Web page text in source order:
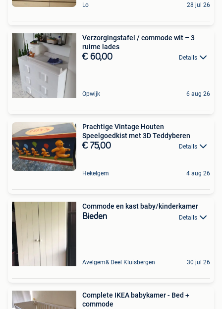
Lo 28 jul 26
Verzorgingstafel / commode wit – 3
ruime lades
€ 60,00 Details
Opwijk 6 aug 26
Prachtige Vintage Houten
Speelgoedkist met 3D Teddyberen
€ 75,00 Details
Hekelgem 4 aug 26
Commode en kast baby/kinderkamer
Bieden Details
Avelgem& Deel Kluisbergen 30 jul 26
Complete IKEA babykamer - Bed +
commode